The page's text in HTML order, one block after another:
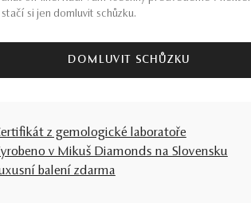
si jen domluvit schůzku.
DOMLUVIT SCHŮZKU
z gemologické laboratoře
v Mikuš Diamonds na Slovensku
balení zdarma